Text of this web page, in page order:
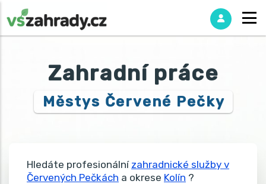
Zahradní práce
Městys Červené Pečky
Hledáte profesionální zahradnické služby v
Červených Pečkách a okrese Kolín ?